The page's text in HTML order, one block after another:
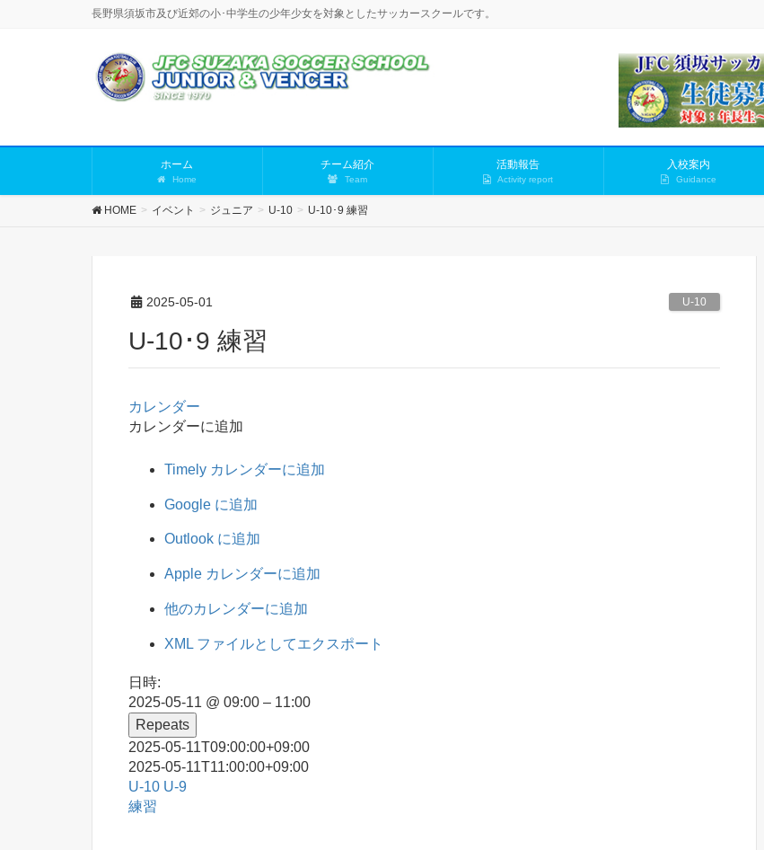
長野県須坂市及び近郊の小･中学生の少年少女を対象としたサッカースクールです。
ホーム
Home
チーム紹介
Team
活動報告
Activity report
入校案内
Guidance
HOME イベント ジュニア U-10 U-10･9 練習
2025-05-01 U-10
U-10･9 練習
カレンダー
カレンダーに追加
Timely カレンダーに追加
Google に追加
Outlook に追加
Apple カレンダーに追加
他のカレンダーに追加
XML ファイルとしてエクスポート
日時:
2025-05-11 @ 09:00 – 11:00
Repeats
2025-05-11T09:00:00+09:00
2025-05-11T11:00:00+09:00
U-10 U-9
練習